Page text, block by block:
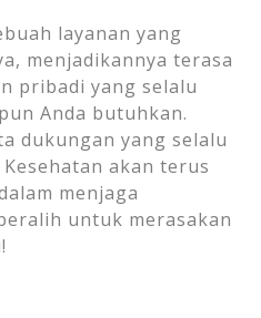
layanan yang
menjadikannya terasa
pribadi yang selalu
Anda butuhkan.
dukungan yang selalu
akan terus
menjaga
untuk merasakan